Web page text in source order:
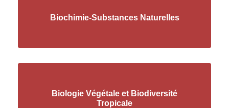
Biochimie-Substances Naturelles
Biologie Végétale et Biodiversité
Tropicale